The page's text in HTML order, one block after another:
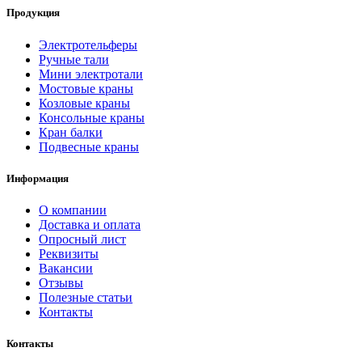
Продукция
Электротельферы
Ручные тали
Мини электротали
Мостовые краны
Козловые краны
Консольные краны
Кран балки
Подвесные краны
Информация
О компании
Доставка и оплата
Опросный лист
Реквизиты
Вакансии
Отзывы
Полезные статьи
Контакты
Контакты